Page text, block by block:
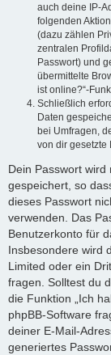
auch deine IP-
folgenden
(dazu zählen
zentralen
Passwort) und
übermittelte
ist online?“-
Schließlich
Daten
bei Umfragen,
von dir gesetzte
Dein Passwort wird
gespeichert, so
dieses Passwort
verwenden. Das
Benutzerkonto für
Insbesondere wird
Limited oder ein
fragen. Solltest du
die Funktion „Ich
phpBB-Software
deiner E-Mail-
generiertes